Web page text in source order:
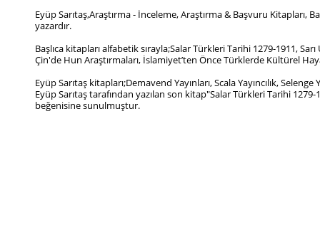
Eyüp Sarıtaş,Araştırma - İnceleme, Araştırma & Başvuru Kitapları,
yazardır.
Başlıca kitapları alfabetik sırayla;Salar Türkleri Tarihi 1279-1911,
Çin'de Hun Araştırmaları, İslamiyet’ten Önce Türklerde Kültürel
Eyüp Sarıtaş kitapları;Demavend Yayınları, Scala Yayıncılık,
Eyüp Sarıtaş tarafından yazılan son kitap"Salar Türkleri Tarihi
beğenisine sunulmuştur.